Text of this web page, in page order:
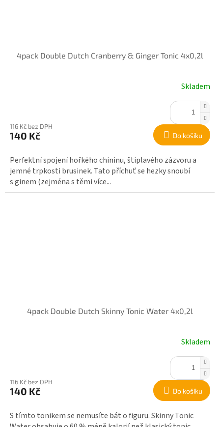
4pack Double Dutch Cranberry & Ginger Tonic 4x0,2l
Skladem
116 Kč bez DPH
140 Kč Do košíku
Perfektní spojení hořkého chininu, štiplavého zázvoru a
jemné trpkosti brusinek. Tato příchuť se hezky snoubí
s ginem (zejména s těmi více...
4pack Double Dutch Skinny Tonic Water 4x0,2l
Skladem
116 Kč bez DPH
140 Kč Do košíku
S tímto tonikem se nemusíte bát o figuru. Skinny Tonic